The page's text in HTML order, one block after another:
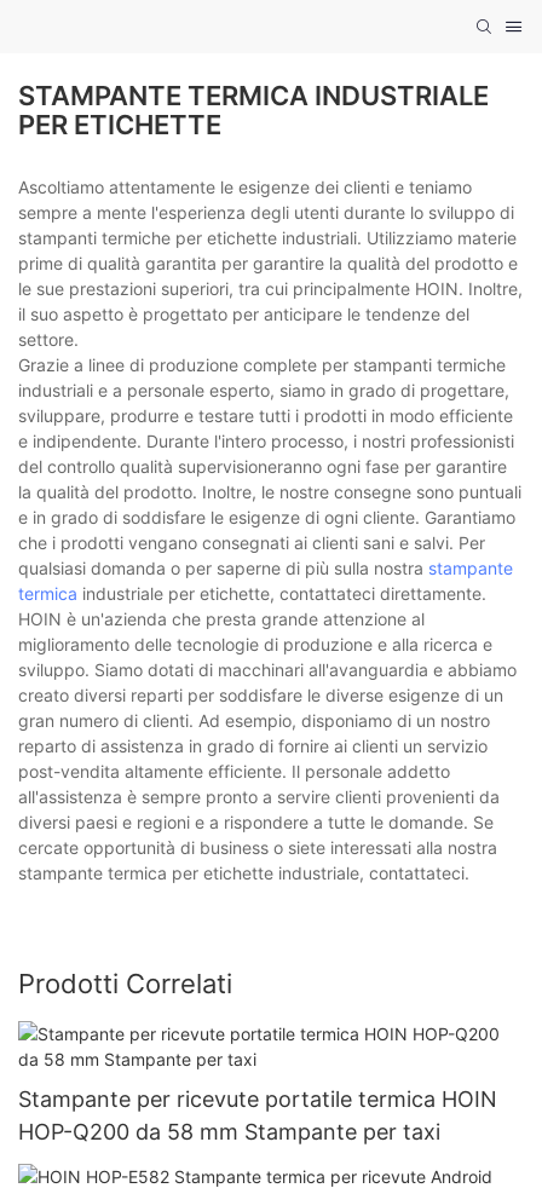
STAMPANTE TERMICA INDUSTRIALE
PER ETICHETTE
Ascoltiamo attentamente le esigenze dei clienti e teniamo
sempre a mente l'esperienza degli utenti durante lo sviluppo di
stampanti termiche per etichette industriali. Utilizziamo materie
prime di qualità garantita per garantire la qualità del prodotto e
le sue prestazioni superiori, tra cui principalmente HOIN. Inoltre,
il suo aspetto è progettato per anticipare le tendenze del
settore.
Grazie a linee di produzione complete per stampanti termiche
industriali e a personale esperto, siamo in grado di progettare,
sviluppare, produrre e testare tutti i prodotti in modo efficiente
e indipendente. Durante l'intero processo, i nostri professionisti
del controllo qualità supervisioneranno ogni fase per garantire
la qualità del prodotto. Inoltre, le nostre consegne sono puntuali
e in grado di soddisfare le esigenze di ogni cliente. Garantiamo
che i prodotti vengano consegnati ai clienti sani e salvi. Per
qualsiasi domanda o per saperne di più sulla nostra stampante
termica industriale per etichette, contattateci direttamente.
HOIN è un'azienda che presta grande attenzione al
miglioramento delle tecnologie di produzione e alla ricerca e
sviluppo. Siamo dotati di macchinari all'avanguardia e abbiamo
creato diversi reparti per soddisfare le diverse esigenze di un
gran numero di clienti. Ad esempio, disponiamo di un nostro
reparto di assistenza in grado di fornire ai clienti un servizio
post-vendita altamente efficiente. Il personale addetto
all'assistenza è sempre pronto a servire clienti provenienti da
diversi paesi e regioni e a rispondere a tutte le domande. Se
cercate opportunità di business o siete interessati alla nostra
stampante termica per etichette industriale, contattateci.
Prodotti Correlati
Stampante per ricevute portatile termica HOIN
HOP-Q200 da 58 mm Stampante per taxi